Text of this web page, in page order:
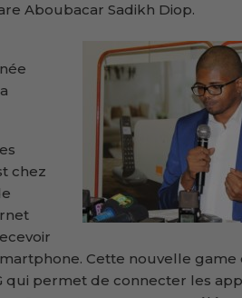
Aboubacar Sadikh Diop.
chez
Cette nouvelle game
qui permet de connecter les